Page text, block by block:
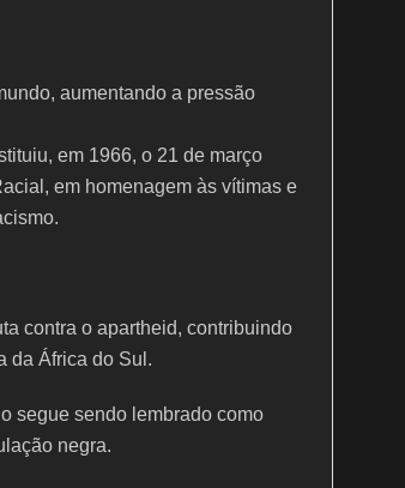
aumentando a pressão
em 1966, o 21 de março
em homenagem às vítimas e
contra o apartheid, contribuindo
da África do Sul.
segue sendo lembrado como
negra.